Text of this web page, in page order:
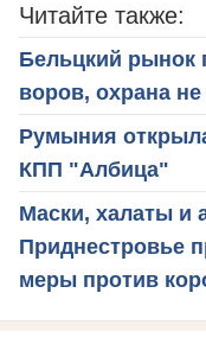
Читайте также:
Бельцкий рынок
воров, охрана
Румыния
КПП "Албица"
Маски, халаты и
Приднестровье
меры против